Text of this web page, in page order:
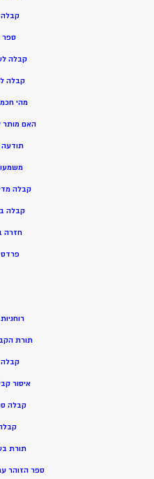
קבלה
ספר
קבלה
קבלה
מהי
האם מותר
תודעה
קבלה
קבלה
חזרה
תורת
איסור
קבלה
תורת
ספר הזוהר